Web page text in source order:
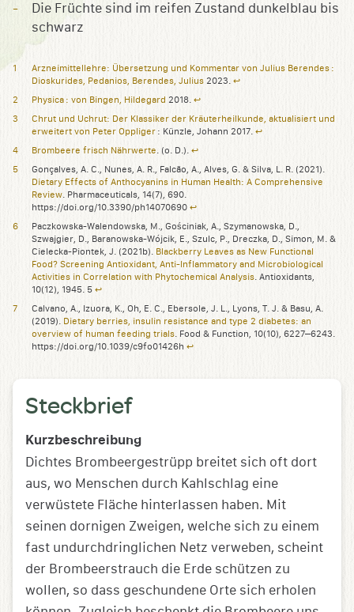
Die Früchte sind im reifen Zustand dunkelblau bis
schwarz
Arzneimittellehre: Übersetzung und Kommentar von Julius Berendes :
Dioskurides, Pedanios, Berendes, Julius 2023. ↩︎
Physica : von Bingen, Hildegard 2018. ↩︎
Chrut und Uchrut: Der Klassiker der Kräuterheilkunde, aktualisiert und
erweitert von Peter Oppliger : Künzle, Johann 2017. ↩︎
Brombeere frisch Nährwerte. (o. D.). ↩︎
Gonçalves, A. C., Nunes, A. R., Falcão, A., Alves, G. & Silva, L. R. (2021).
Dietary Effects of Anthocyanins in Human Health: A Comprehensive
Review. Pharmaceuticals, 14(7), 690.
https://doi.org/10.3390/ph14070690 ↩︎
Paczkowska-Walendowska, M., Gościniak, A., Szymanowska, D.,
Szwajgier, D., Baranowska-Wójcik, E., Szulc, P., Dreczka, D., Simon, M. &
Cielecka-Piontek, J. (2021b). Blackberry Leaves as New Functional
Food? Screening Antioxidant, Anti-Inflammatory and Microbiological
Activities in Correlation with Phytochemical Analysis. Antioxidants,
10(12), 1945. 5 ↩︎
Calvano, A., Izuora, K., Oh, E. C., Ebersole, J. L., Lyons, T. J. & Basu, A.
(2019). Dietary berries, insulin resistance and type 2 diabetes: an
overview of human feeding trials. Food & Function, 10(10), 6227–6243.
https://doi.org/10.1039/c9fo01426h ↩︎
Steckbrief
Kurzbeschreibung
Dichtes Brombeergestrüpp breitet sich oft dort
aus, wo Menschen durch Kahlschlag eine
verwüstete Fläche hinterlassen haben. Mit
seinen dornigen Zweigen, welche sich zu einem
fast undurchdringlichen Netz verweben, scheint
der Brombeerstrauch die Erde schützen zu
wollen, so dass geschundene Orte sich erholen